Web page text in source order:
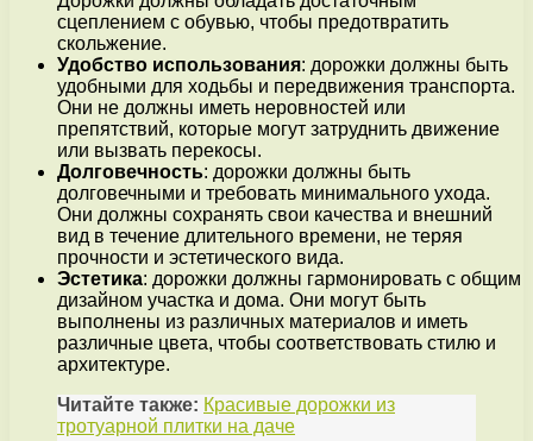
сцеплением с обувью, чтобы предотвратить
скольжение.
Удобство использования: дорожки должны быть
удобными для ходьбы и передвижения транспорта.
Они не должны иметь неровностей или
препятствий, которые могут затруднить движение
или вызвать перекосы.
Долговечность: дорожки должны быть
долговечными и требовать минимального ухода.
Они должны сохранять свои качества и внешний
вид в течение длительного времени, не теряя
прочности и эстетического вида.
Эстетика: дорожки должны гармонировать с общим
дизайном участка и дома. Они могут быть
выполнены из различных материалов и иметь
различные цвета, чтобы соответствовать стилю и
архитектуре.
Читайте также: Красивые дорожки из
тротуарной плитки на даче